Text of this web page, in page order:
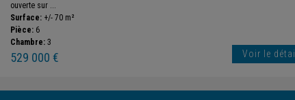
ouverte sur ...
Surface: +/- 70 m²
Pièce: 6
Chambre: 3
529 000 € Voir le détail